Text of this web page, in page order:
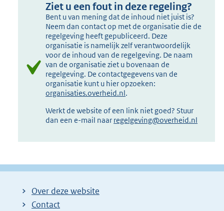
Ziet u een fout in deze regeling?
Bent u van mening dat de inhoud niet juist is?
Neem dan contact op met de organisatie die de
regelgeving heeft gepubliceerd. Deze
organisatie is namelijk zelf verantwoordelijk
voor de inhoud van de regelgeving. De naam
van de organisatie ziet u bovenaan de
regelgeving. De contactgegevens van de
organisatie kunt u hier opzoeken:
organisaties.overheid.nl.
Werkt de website of een link niet goed? Stuur
dan een e-mail naar regelgeving@overheid.nl
Over deze website
Contact